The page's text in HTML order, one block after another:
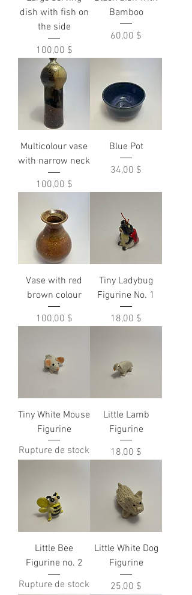
dish with fish on
the side
Prix
100,00 $
Bamboo
Prix
60,00 $
Multicolour vase
with narrow neck
Prix
100,00 $
Blue Pot
Prix
34,00 $
Vase with red
brown colour
Prix
100,00 $
Tiny Ladybug
Figurine No. 1
Prix
18,00 $
Tiny White Mouse
Figurine
Rupture de stock
Little Lamb
Figurine
Prix
18,00 $
Little Bee
Figurine no. 2
Rupture de stock
Little White Dog
Figurine
Prix
25,00 $